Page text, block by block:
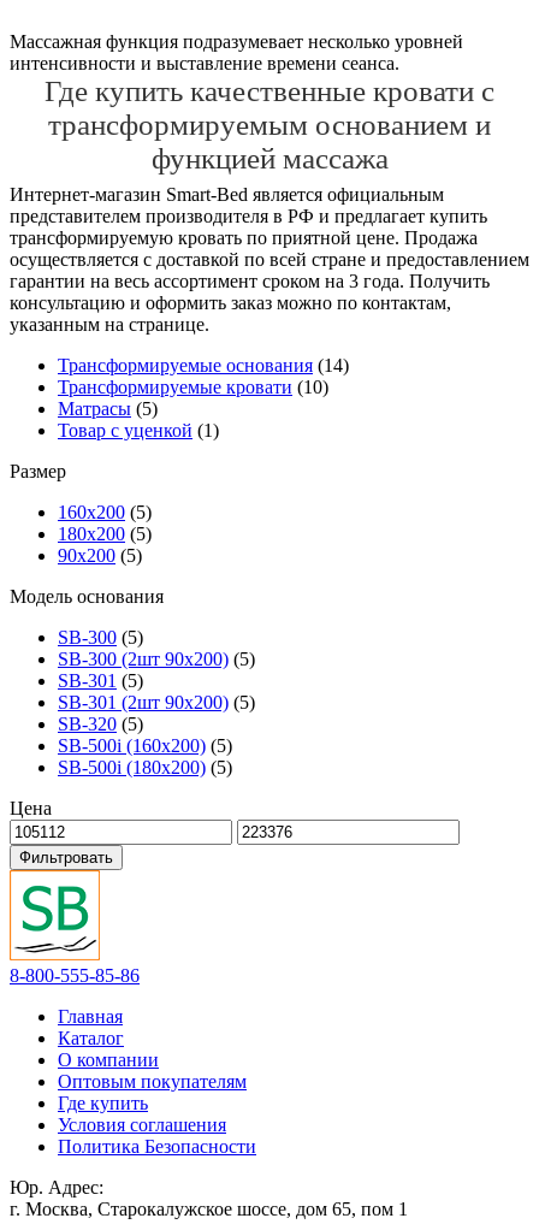
Массажная функция подразумевает несколько уровней
интенсивности и выставление времени сеанса.
Где купить качественные кровати с
трансформируемым основанием и
функцией массажа
Интернет-магазин Smart-Bed является официальным
представителем производителя в РФ и предлагает купить
трансформируемую кровать по приятной цене. Продажа
осуществляется с доставкой по всей стране и предоставлением
гарантии на весь ассортимент сроком на 3 года. Получить
консультацию и оформить заказ можно по контактам,
указанным на странице.
Трансформируемые основания (14)
Трансформируемые кровати (10)
Матрасы (5)
Товар с уценкой (1)
Размер
160х200 (5)
180х200 (5)
90х200 (5)
Модель основания
SB-300 (5)
SB-300 (2шт 90х200) (5)
SB-301 (5)
SB-301 (2шт 90х200) (5)
SB-320 (5)
SB-500i (160x200) (5)
SB-500i (180x200) (5)
Цена
Фильтровать
8-800-555-85-86
Главная
Каталог
О компании
Оптовым покупателям
Где купить
Условия соглашения
Политика Безопасности
Юр. Адрес:
г. Москва, Старокалужское шоссе, дом 65, пом 1